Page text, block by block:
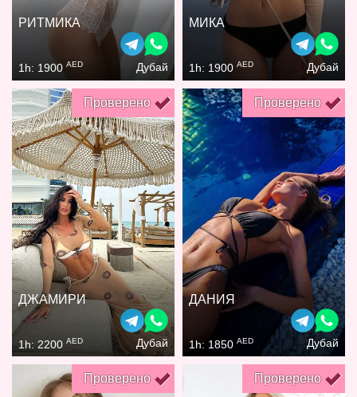
РИТМИКА
1h: 1900 AED Дубай
МИКА
1h: 1900 AED Дубай
Проверено
ДЖАМИРИ
1h: 2200 AED Дубай
Проверено
ДАНИЯ
1h: 1850 AED Дубай
Проверено Проверено